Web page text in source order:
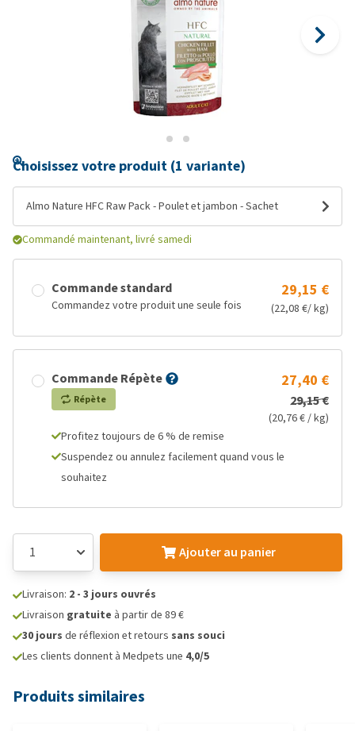
Choisissez votre produit (1 variante)
Almo Nature HFC Raw Pack - Poulet et jambon - Sachet
Commandé maintenant, livré samedi
Commande standard
Commandez votre produit une seule fois
29,15 €
(22,08 €/ kg)
Commande Répète
Répète
27,40 €
29,15 €
(20,76 € / kg)
Profitez toujours de 6 % de remise
Suspendez ou annulez facilement quand vous le
souhaitez
Ajouter au panier
Livraison: 2 - 3 jours ouvrés
Livraison gratuite à partir de 89 €
30 jours de réflexion et retours sans souci
Les clients donnent à Medpets une 4,0/5
Produits similaires